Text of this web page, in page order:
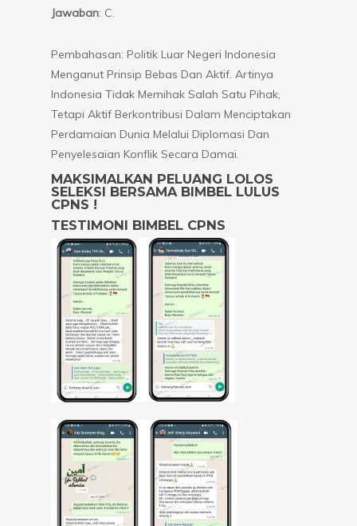
Jawaban: C.
Pembahasan: Politik Luar Negeri Indonesia
Menganut Prinsip Bebas Dan Aktif. Artinya
Indonesia Tidak Memihak Salah Satu Pihak,
Tetapi Aktif Berkontribusi Dalam Menciptakan
Perdamaian Dunia Melalui Diplomasi Dan
Penyelesaian Konflik Secara Damai.
MAKSIMALKAN PELUANG LOLOS
SELEKSI BERSAMA BIMBEL LULUS
CPNS !
TESTIMONI BIMBEL CPNS